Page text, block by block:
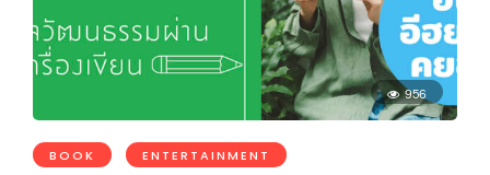
956
BOOK ENTERTAINMENT